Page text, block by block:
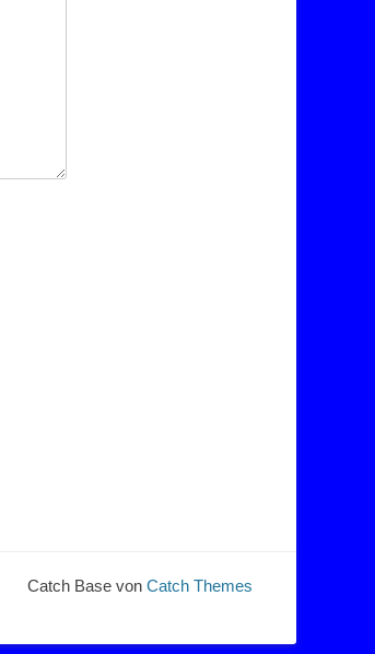
Catch Base von Catch Themes